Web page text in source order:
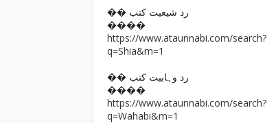
�� رد شیعیت کتب
����
https://www.ataunnabi.com/search?
q=Shia&m=1
�� رد وہابیت کتب
����
https://www.ataunnabi.com/search?
q=Wahabi&m=1